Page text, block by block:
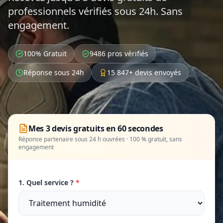
professionnels vérifiés sous 24h. Sans
engagement.
100% Gratuit
9486 pros vérifiés
Réponse sous 24h
15 847+ devis envoyés
Mes 3 devis gratuits en 60 secondes
Réponse partenaire sous 24 h ouvrées · 100 % gratuit, sans
engagement
1. Quel service ? *